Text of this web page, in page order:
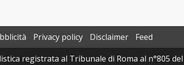
Privacy policy Disclaimer
Feed
registrata al Tribunale di Roma al n°805